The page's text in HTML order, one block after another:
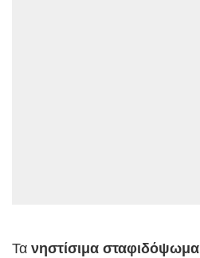
Τα νηστίσιμα σταφιδόψωμα